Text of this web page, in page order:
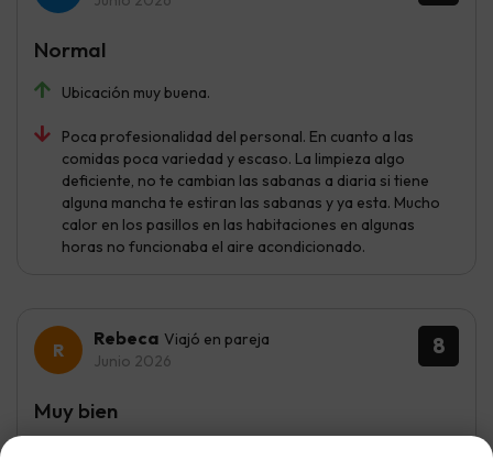
Ubicación muy buena.
Poca profesionalidad del personal. En cuanto a las
comidas poca variedad y escaso. La limpieza algo
deficiente, no te cambian las sabanas a diaria si tiene
alguna mancha te estiran las sabanas y ya esta. Mucho
calor en los pasillos en las habitaciones en algunas
horas no funcionaba el aire acondicionado.
Normal
8
Rebeca Viajó en pareja
Junio 2026
Muy bien